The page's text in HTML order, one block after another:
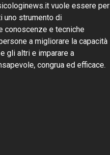
vuole essere per
strumento di
conoscenze e tecniche
a migliorare la capacità
gli altri e imparare a
congrua ed efficace.